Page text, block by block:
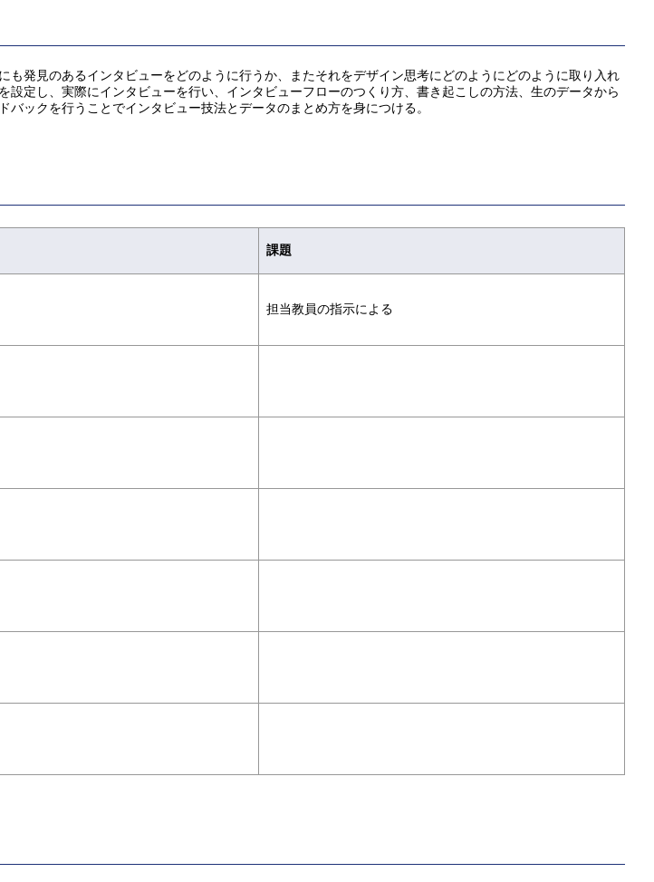
発見のあるインタビューをどのように行うか、またそれをデザイン思考にどのようにどのように取り入れ
定し、実際にインタビューを行い、インタビューフローのつくり方、書き起こしの方法、生のデータから
ックを行うことでインタビュー技法とデータのまとめ方を身につける。
課題
担当教員の指示による